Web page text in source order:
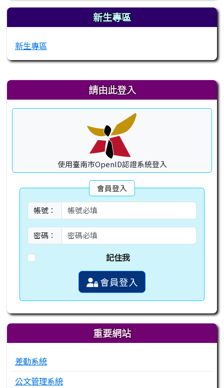
新生專區
新生專區
右邊區域內容 請由此登入
使用臺南市OpenID認證系統登入
會員登入
帳號：
密碼：
記住我
會員登入
重要網站
差勤系統
公文管理系統